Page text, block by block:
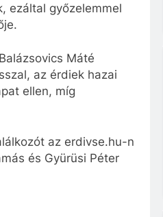
ezáltal győzelemmel
Máté
az érdiek hazai
ellen, míg
az erdivse.hu-n
és Gyürüsi Péter